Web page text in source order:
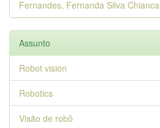
Fernandes, Fernanda Silva Chianca
Assunto
Robot vision
Robotics
Visão de robô